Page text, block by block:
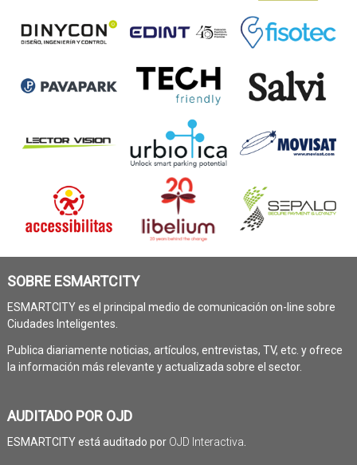
SOBRE ESMARTCITY
ESMARTCITY es el principal medio de comunicación on-line sobre
Ciudades Inteligentes.
Publica diariamente noticias, artículos, entrevistas, TV, etc. y ofrece
la información más relevante y actualizada sobre el sector.
AUDITADO POR OJD
ESMARTCITY está auditado por OJD Interactiva